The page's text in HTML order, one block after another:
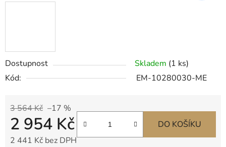
Dostupnost Skladem (1 ks)
Kód:
EM-10280030-ME
3 564 Kč –17 %
2 954 Kč
2 441 Kč bez DPH
DO KOŠÍKU